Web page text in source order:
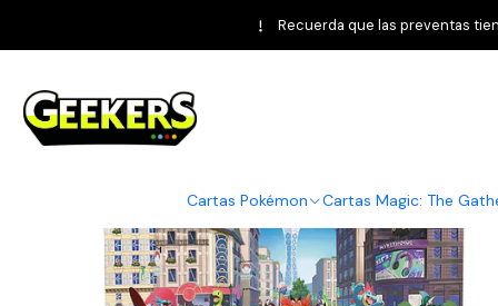
Cartas Pokémon Cartas Magic: The
Recuerda que las preventas
Pokémon TCG Perfect Order